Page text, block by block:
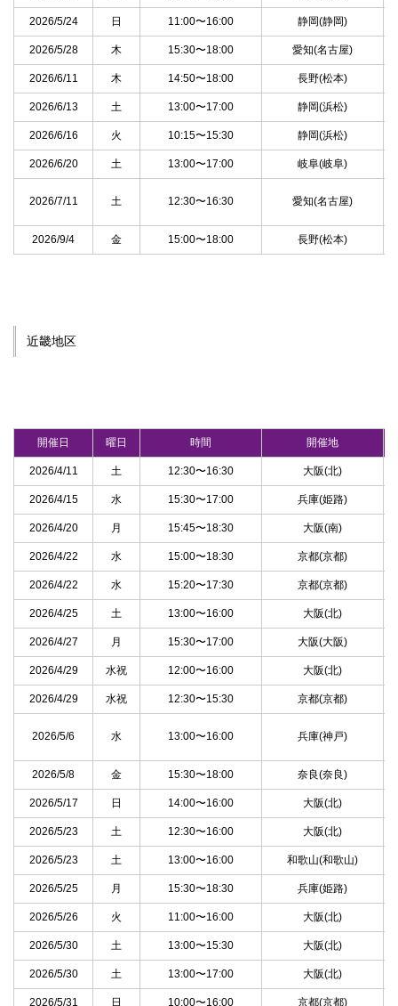
2026/5/24 日 11:00〜16:00 静岡(静岡)
2026/5/28 木 15:30〜18:00 愛知(名古屋)
2026/6/11 木 14:50〜18:00 長野(松本)
2026/6/13 土 13:00〜17:00 静岡(浜松)
2026/6/16 火 10:15〜15:30 静岡(浜松)
2026/6/20 土 13:00〜17:00 岐阜(岐阜)
2026/7/11 土 12:30〜16:30 愛知(名古屋)
2026/9/4 金 15:00〜18:00 長野(松本)
近畿地区
開催日 曜日 時間 開催地
2026/4/11 土 12:30〜16:30 大阪(北)
2026/4/15 水 15:30〜17:00 兵庫(姫路)
2026/4/20 月 15:45〜18:30 大阪(南)
2026/4/22 水 15:00〜18:30 京都(京都)
2026/4/22 水 15:20〜17:30 京都(京都)
2026/4/25 土 13:00〜16:00 大阪(北)
2026/4/27 月 15:30〜17:00 大阪(大阪)
2026/4/29 水祝 12:00〜16:00 大阪(北)
2026/4/29 水祝 12:30〜15:30 京都(京都)
2026/5/6 水 13:00〜16:00 兵庫(神戸)
2026/5/8 金 15:30〜18:00 奈良(奈良)
2026/5/17 日 14:00〜16:00 大阪(北)
2026/5/23 土 12:30〜16:00 大阪(北)
2026/5/23 土 13:00〜16:00 和歌山(和歌山)
2026/5/25 月 15:30〜18:30 兵庫(姫路)
2026/5/26 火 11:00〜16:00 大阪(北)
2026/5/30 土 13:00〜15:30 大阪(北)
2026/5/30 土 13:00〜17:00 大阪(北)
2026/5/31 日 10:00〜16:00 京都(京都)